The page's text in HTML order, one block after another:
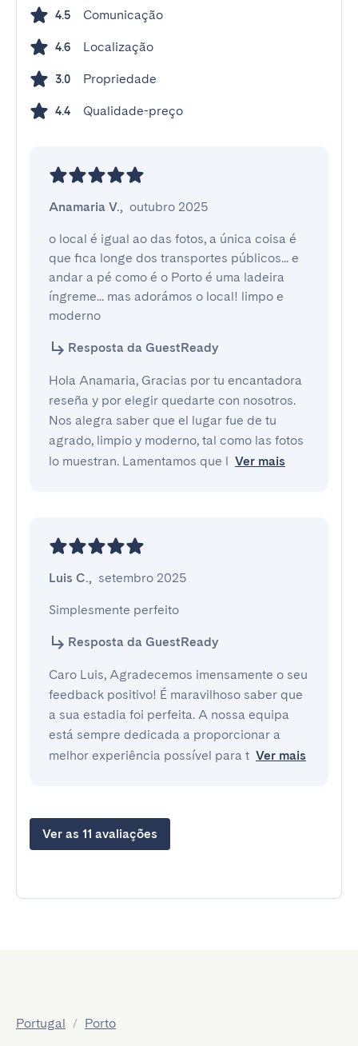
4.5 Comunicação
4.6 Localização
3.0 Propriedade
4.4 Qualidade-preço
Anamaria V., outubro 2025
o local é igual ao das fotos, a única coisa é
que fica longe dos transportes públicos... e
andar a pé como é o Porto é uma ladeira
íngreme... mas adorámos o local! limpo e
moderno
Resposta da GuestReady
Hola Anamaria, Gracias por tu encantadora
reseña y por elegir quedarte con nosotros.
Nos alegra saber que el lugar fue de tu
agrado, limpio y moderno, tal como las fotos
lo muestran. Lamentamos que l Ver mais
Luis C., setembro 2025
Simplesmente perfeito
Resposta da GuestReady
Caro Luis, Agradecemos imensamente o seu
feedback positivo! É maravilhoso saber que
a sua estadia foi perfeita. A nossa equipa
está sempre dedicada a proporcionar a
melhor experiência possível para t Ver mais
Ver as 11 avaliações
Portugal / Porto